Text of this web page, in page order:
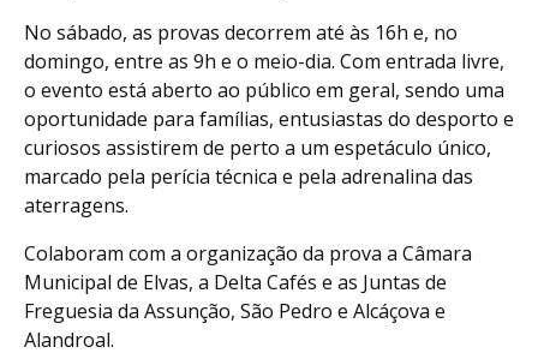
No sábado, as provas decorrem até às 16h e, no
domingo, entre as 9h e o meio-dia. Com entrada livre,
o evento está aberto ao público em geral, sendo uma
oportunidade para famílias, entusiastas do desporto e
curiosos assistirem de perto a um espetáculo único,
marcado pela perícia técnica e pela adrenalina das
aterragens.
Colaboram com a organização da prova a Câmara
Municipal de Elvas, a Delta Cafés e as Juntas de
Freguesia da Assunção, São Pedro e Alcáçova e
Alandroal.